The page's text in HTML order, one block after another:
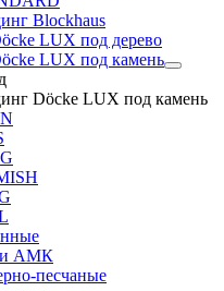
Blockhaus
LUX под дерево
LUX под камень
Döcke LUX под камень
АМК
песчаные